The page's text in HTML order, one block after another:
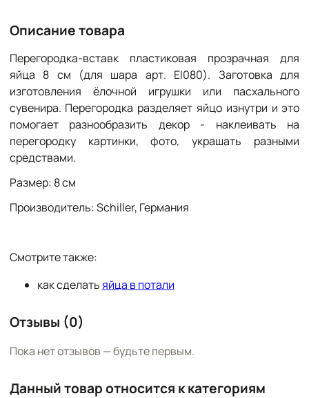
Описание товара
Перегородка-вставк пластиковая прозрачная для
яйца 8 см (для шара арт. EI080). Заготовка для
изготовления ёлочной игрушки или пасхального
сувенира. Перегородка разделяет яйцо изнутри и это
помогает разнообразить декор - наклеивать на
перегородку картинки, фото, украшать разными
средствами.
Размер: 8 см
Производитель: Schiller, Германия
Смотрите также:
как сделатьяйца в потали
Отзывы (0)
Пока нет отзывов — будьте первым.
Данный товар относится к категориям